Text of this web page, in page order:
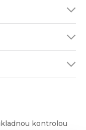
kontrolou